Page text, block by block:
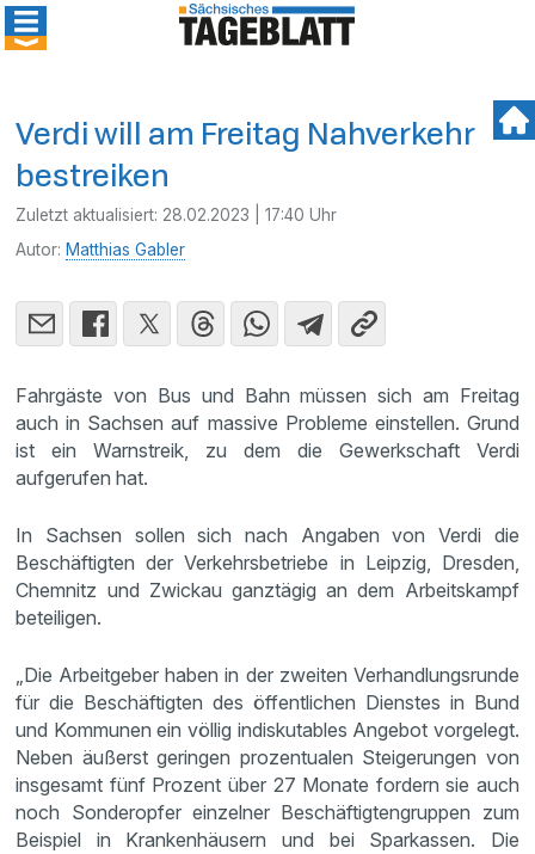
Verdi will am Freitag Nahverkehr
bestreiken
Zuletzt aktualisiert: 28.02.2023 | 17:40 Uhr
Autor: Matthias Gabler
Fahrgäste von Bus und Bahn müssen sich am Freitag
auch in Sachsen auf massive Probleme einstellen. Grund
ist ein Warnstreik, zu dem die Gewerkschaft Verdi
aufgerufen hat.
In Sachsen sollen sich nach Angaben von Verdi die
Beschäftigten der Verkehrsbetriebe in Leipzig, Dresden,
Chemnitz und Zwickau ganztägig an dem Arbeitskampf
beteiligen.
„Die Arbeitgeber haben in der zweiten Verhandlungsrunde
für die Beschäftigten des öffentlichen Dienstes in Bund
und Kommunen ein völlig indiskutables Angebot vorgelegt.
Neben äußerst geringen prozentualen Steigerungen von
insgesamt fünf Prozent über 27 Monate fordern sie auch
noch Sonderopfer einzelner Beschäftigtengruppen zum
Beispiel in Krankenhäusern und bei Sparkassen. Die